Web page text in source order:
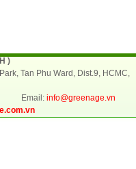
)
Tan Phu Ward, Dist.9, HCMC,
Email: info@greenage.vn